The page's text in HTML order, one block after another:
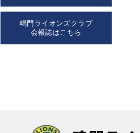
鳴門ライオンズクラブ
会報誌はこちら